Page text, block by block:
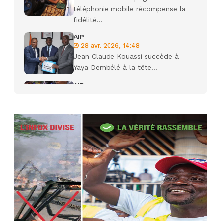
téléphonie mobile récompense la
fidélité...
AIP
28 avr. 2026, 14:48
Jean Claude Kouassi succède à
Yaya Dembélé à la tête...
AIP
Camara tué lors d’attaques...
22 avr. 2026, 16:41
Des bureaux ravagés dans un
incendie survenu à la mairie...
AIP
10 avr. 2026, 09:48
Nommé Médiateur de la
République, Gaoussou Touré prend